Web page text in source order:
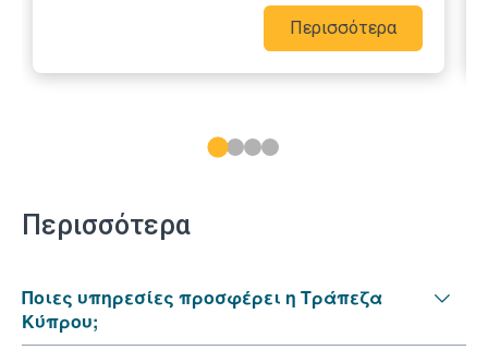
Περισσότερα
Περισσότερα
Ποιες υπηρεσίες προσφέρει η Τράπεζα
Κύπρου;